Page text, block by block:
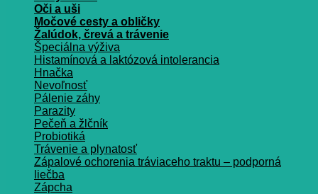
Oči a uši
Močové cesty a obličky
Žalúdok, črevá a trávenie
Špeciálna výživa
Histamínová a laktózová intolerancia
Hnačka
Nevoľnosť
Pálenie záhy
Parazity
Pečeň a žlčník
Probiotiká
Trávenie a plynatosť
Zápalové ochorenia tráviaceho traktu – podporná
liečba
Zápcha